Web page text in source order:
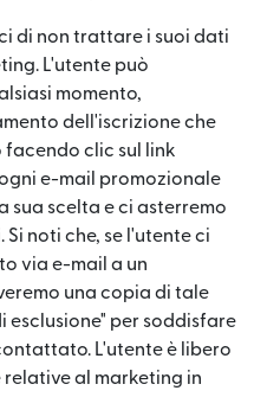
di non trattare i suoi dati
L'utente può
momento,
dell'iscrizione che
facendo clic sul link
e-mail promozionale
sua scelta e ci asterremo
noti che, se l'utente ci
via e-mail a un
una copia di tale
esclusione" per soddisfare
L'utente è libero
al marketing in